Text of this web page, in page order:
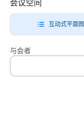
会议空间
互动式平面图
与会者